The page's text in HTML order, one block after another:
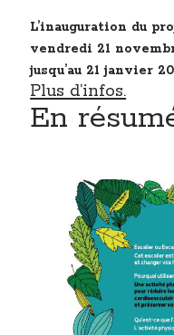
L’inauguration du
vendredi 21
jusqu’au 21 janvier
Plus d’infos.
En